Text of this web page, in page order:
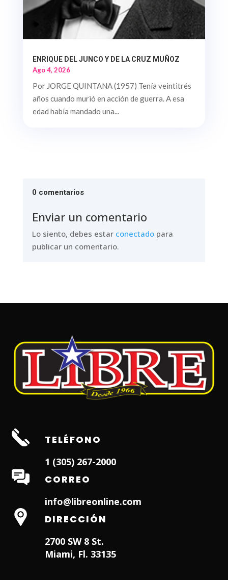
ENRIQUE DEL JUNCO Y DE LA CRUZ MUÑOZ
Ago 4, 2026
Por JORGE QUINTANA (1957) Tenía veintitrés
años cuando murió en acción de guerra. A esa
edad había mandado una...
0 comentarios
Enviar un comentario
Lo siento, debes estar conectadopara
publicar un comentario.
TELÉFONO
1 (305) 267-2000
CORREO
info@libreonline.com
DIRECCIÓN
2700 SW 8 St.
Miami, Fl. 33135